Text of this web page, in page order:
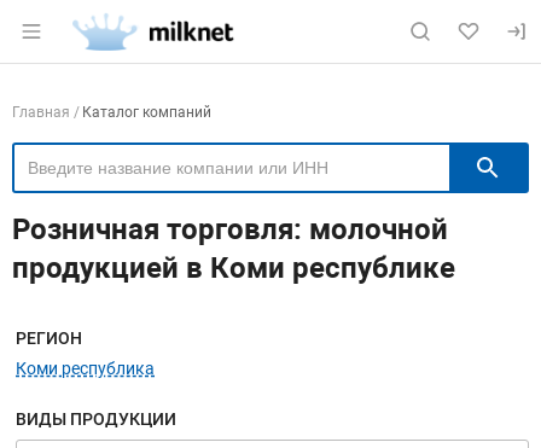
Раздел навигации по сайту milknet.ru
Навигация по компаниям
Главная Каталог компаний
Розничная торговля: молочной
продукцией в Коми республике
Меню навигации
РЕГИОН
Коми республика
ВИДЫ ПРОДУКЦИИ